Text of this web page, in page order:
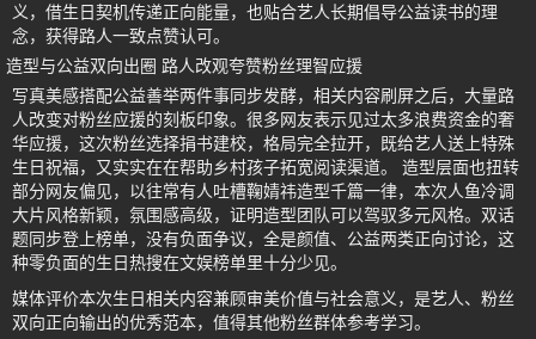
义，借生日契机传递正向能量，也贴合艺人长期倡导公益读书的理
念，获得路人一致点赞认可。
造型与公益双向出圈 路人改观夸赞粉丝理智应援
写真美感搭配公益善举两件事同步发酵，相关内容刷屏之后，大量路
人改变对粉丝应援的刻板印象。很多网友表示见过太多浪费资金的奢
华应援，这次粉丝选择捐书建校，格局完全拉开，既给艺人送上特殊
生日祝福，又实实在在帮助乡村孩子拓宽阅读渠道。 造型层面也扭转
部分网友偏见，以往常有人吐槽鞠婧祎造型千篇一律，本次人鱼冷调
大片风格新颖，氛围感高级，证明造型团队可以驾驭多元风格。双话
题同步登上榜单，没有负面争议，全是颜值、公益两类正向讨论，这
种零负面的生日热搜在文娱榜单里十分少见。
媒体评价本次生日相关内容兼顾审美价值与社会意义，是艺人、粉丝
双向正向输出的优秀范本，值得其他粉丝群体参考学习。